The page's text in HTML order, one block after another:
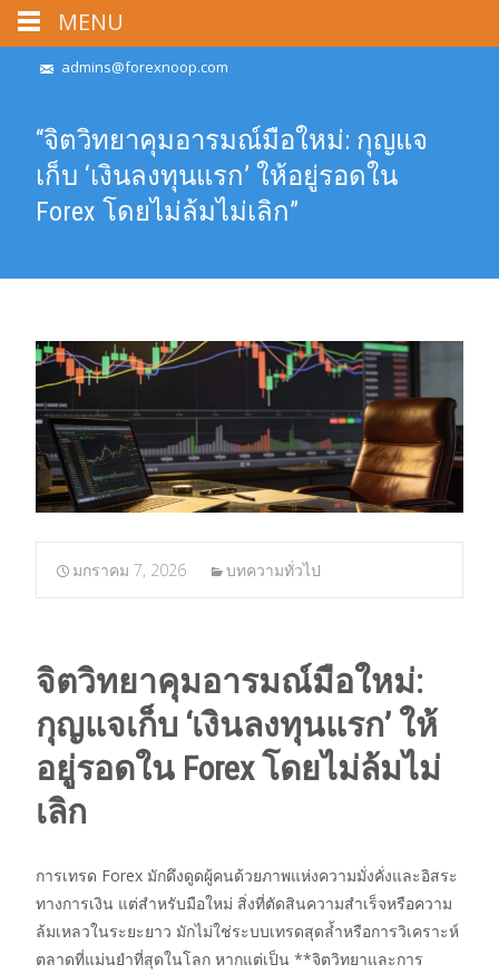
admins@forexnoop.com
“จิตวิทยาคุมอารมณ์มือใหม่: กุญแจ
เก็บ ‘เงินลงทุนแรก’ ให้อยู่รอดใน
Forex โดยไม่ล้มไม่เลิก”
มกราคม 7, 2026 บทความทั่วไป
จิตวิทยาคุมอารมณ์มือใหม่:
กุญแจเก็บ ‘เงินลงทุนแรก’ ให้
อยู่รอดใน Forex โดยไม่ล้มไม่
เลิก
การเทรด Forex มักดึงดูดผู้คนด้วยภาพแห่งความมั่งคั่งและอิสระ
ทางการเงิน แต่สำหรับมือใหม่ สิ่งที่ตัดสินความสำเร็จหรือความ
ล้มเหลวในระยะยาว มักไม่ใช่ระบบเทรดสุดล้ำหรือการวิเคราะห์
ตลาดที่แม่นยำที่สุดในโลก หากแต่เป็น **จิตวิทยาและการ
MENU